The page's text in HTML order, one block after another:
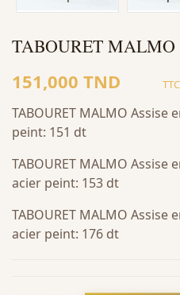
TABOURET MALMO
151,000 TND TTC
TABOURET MALMO Assise
peint: 151 dt
TABOURET MALMO Assise
acier peint: 153 dt
TABOURET MALMO Assise
acier peint: 176 dt